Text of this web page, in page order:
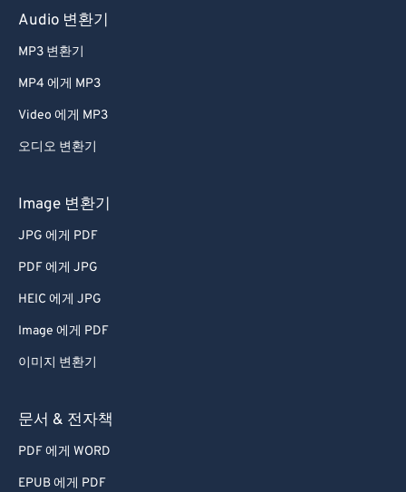
Audio 변환기
MP3 변환기
MP4 에게 MP3
Video 에게 MP3
오디오 변환기
Image 변환기
JPG 에게 PDF
PDF 에게 JPG
HEIC 에게 JPG
Image 에게 PDF
이미지 변환기
문서 & 전자책
PDF 에게 WORD
EPUB 에게 PDF